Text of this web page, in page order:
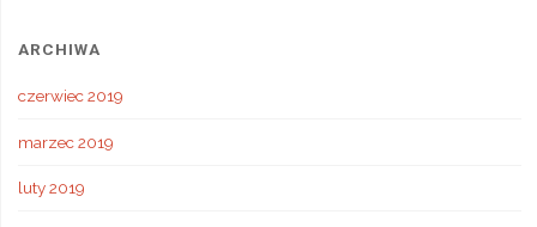
ARCHIWA
czerwiec 2019
marzec 2019
luty 2019